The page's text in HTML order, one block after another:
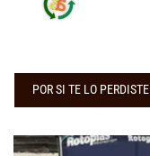
POR SI TE LO PERDISTE